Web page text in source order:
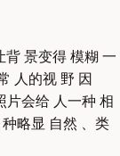
背 景变得 模糊 一
人的视 野 因
片会给 人一种 相
略显 自然 、类